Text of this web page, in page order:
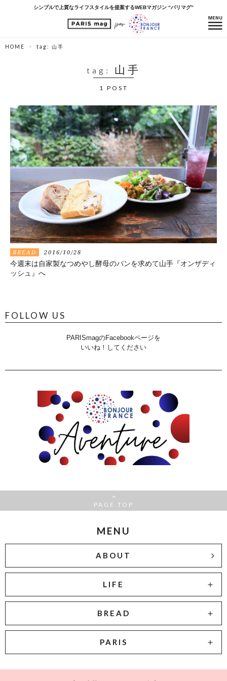
シンプルで上質なライフスタイルを提案するWEBマガジン “パリマグ”
HOME tag: 山手
tag: 山手
1 POST
BREAD 2016/10/28
今週末は自家製なつめやし酵母のパンを求めて山手『オンザディ
ッシュ』へ
FOLLOW US
PARISmagのFacebookページを
いいね！してください
PAGE TOP
MENU
ABOUT
LIFE
BREAD
PARIS